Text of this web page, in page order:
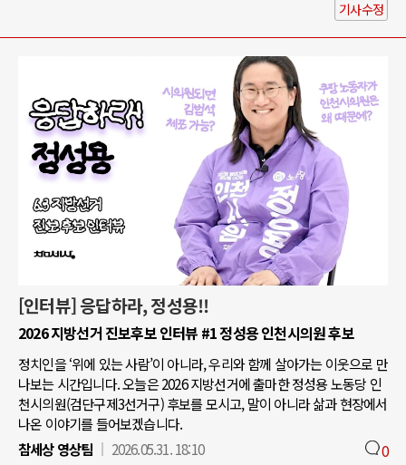
기사수정
[인터뷰] 응답하라, 정성용!!
2026 지방선거 진보후보 인터뷰 #1 정성용 인천시의원 후보
정치인을 ‘위에 있는 사람’이 아니라, 우리와 함께 살아가는 이웃으로 만
나보는 시간입니다. 오늘은 2026 지방선거에 출마한 정성용 노동당 인
천시의원(검단구제3선거구) 후보를 모시고, 말이 아니라 삶과 현장에서
나온 이야기를 들어보겠습니다.
참세상 영상팀
2026.05.31. 18:10 0